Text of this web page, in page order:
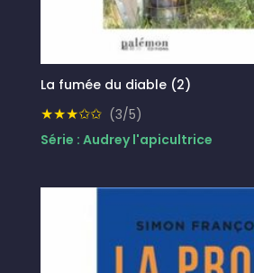
La fumée du diable (2)
★★★✩✩ (3/5)
Série : Audrey l'apicultrice